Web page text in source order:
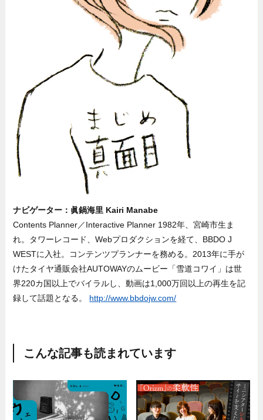
ナビゲーター：眞鍋海里 Kairi Manabe
Contents Planner／Interactive Planner 1982年、宮崎市生ま
れ。タワーレコード、Webプロダクションを経て、BBDO J
WESTに入社。コンテンツプランナーを務める。2013年に手が
けたタイヤ通販会社AUTOWAYのムービー「雪道コワイ」は世
界220カ国以上でバイラルし、動画は1,000万回以上の再生を記
録して話題となる。 http://www.bbdojw.com/
こんな記事も読まれています